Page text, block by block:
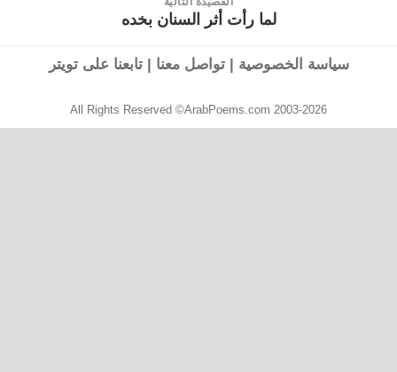
لما رأت أثر السنان بخده
سياسة الخصوصية |تواصل معنا |تابعنا على تويتر
All Rights Reserved ©ArabPoems.com 2003-2026